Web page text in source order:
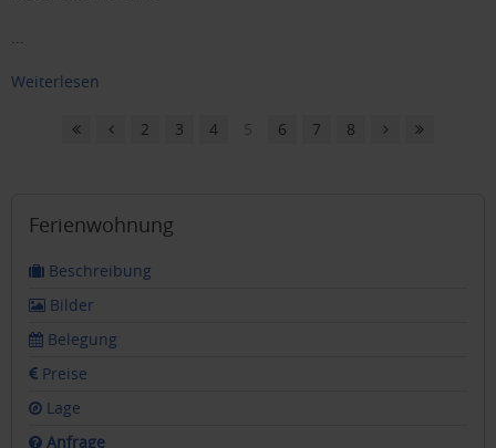
...
Weiterlesen
2 3 4 5 6 7 8
Ferienwohnung
Beschreibung
Bilder
Belegung
Preise
Lage
Anfrage